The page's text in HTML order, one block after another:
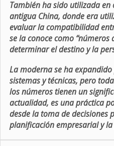
También ha sido utilizada
antigua China, donde era
evaluar la compatibilidad
se la conoce como “números
determinar el destino y la
La moderna se ha
sistemas y técnicas, pero
los números tienen un
actualidad, es una práctica
desde la toma de decisiones
planificación empresarial y